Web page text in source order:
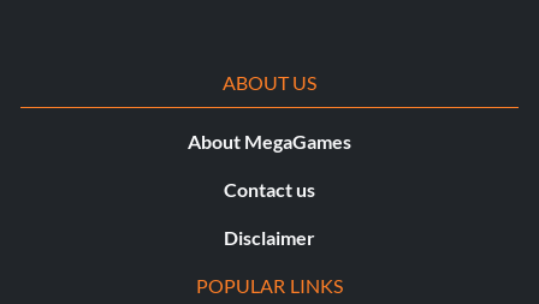
ABOUT US
About MegaGames
Contact us
Disclaimer
POPULAR LINKS